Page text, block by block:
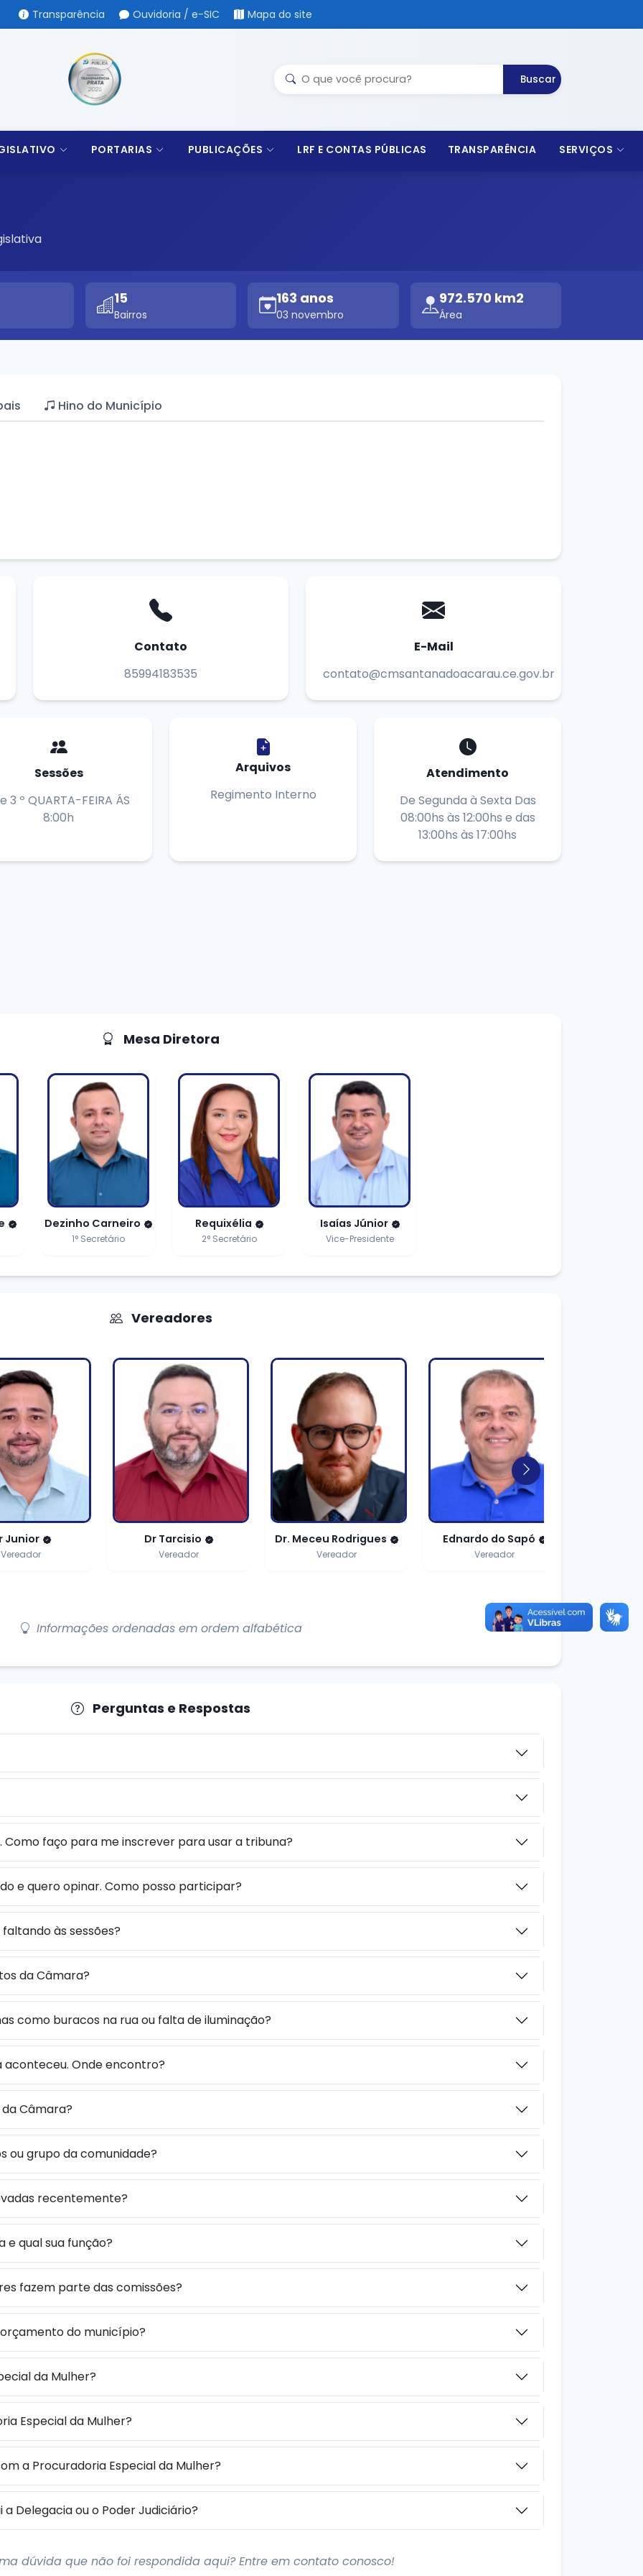
Transparência Ouvidoria / e-SIC Mapa do site
Buscar
PORTARIAS PUBLICAÇÕES LRF E CONTAS PÚBLICAS TRANSPARÊNCIA SERVIÇOS
15
Bairros
163 anos
03 novembro
972.570 km2
Área
Hino do Município
Contato
85994183535
E-Mail
contato@cmsantanadoacarau.ce.gov.br
Sessões
e 3 º QUARTA-FEIRA ÁS
8:00h
Arquivos
Regimento Interno
Atendimento
De Segunda à Sexta Das
08:00hs às 12:00hs e das
13:00hs às 17:00hs
Mesa Diretora
Dezinho Carneiro
1° Secretário
Requixélia
2° Secretário
Isaías Júnior
Vice-Presidente
Vereadores
Tarcisio
Vereador
Dr. Meceu Rodrigues
Vereador
Ednardo do Sapó
Vereador
Eulina
Vereador
Informações ordenadas em ordem alfabética
Perguntas e Respostas
Como faço para me inscrever para usar a tribuna?
e quero opinar. Como posso participar?
às sessões?
da Câmara?
como buracos na rua ou falta de iluminação?
aconteceu. Onde encontro?
Câmara?
ou grupo da comunidade?
recentemente?
e qual sua função?
fazem parte das comissões?
do município?
da Mulher?
Especial da Mulher?
a Procuradoria Especial da Mulher?
Delegacia ou o Poder Judiciário?
dúvida que não foi respondida aqui? Entre em contato conosco!